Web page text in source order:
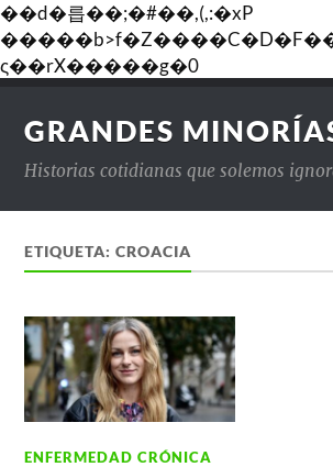
��d�릅��;�#��,(,:�xP
ς��rX�����g�0
GRANDES
Historias cotidianas que solemos
ETIQUETA:CROACIA
ENFERMEDAD CRÓNICA